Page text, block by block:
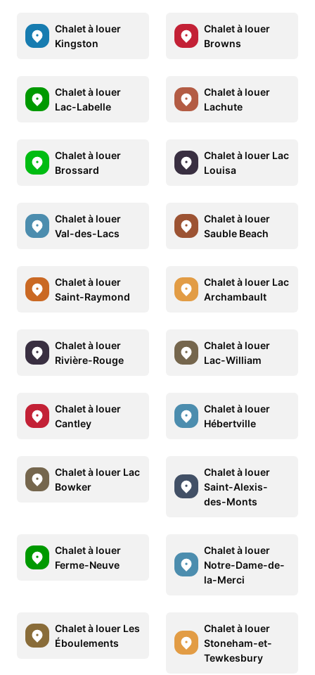
Chalet à louer
Kingston
Chalet à louer
Browns
Chalet à louer
Lac-Labelle
Chalet à louer
Lachute
Chalet à louer
Brossard
Chalet à louer Lac
Louisa
Chalet à louer
Val-des-Lacs
Chalet à louer
Sauble Beach
Chalet à louer
Saint-Raymond
Chalet à louer Lac
Archambault
Chalet à louer
Rivière-Rouge
Chalet à louer
Lac-William
Chalet à louer
Cantley
Chalet à louer
Hébertville
Chalet à louer Lac
Bowker
Chalet à louer
Saint-Alexis-
des-Monts
Chalet à louer
Ferme-Neuve
Chalet à louer
Notre-Dame-de-
la-Merci
Chalet à louer Les
Éboulements
Chalet à louer
Stoneham-et-
Tewkesbury